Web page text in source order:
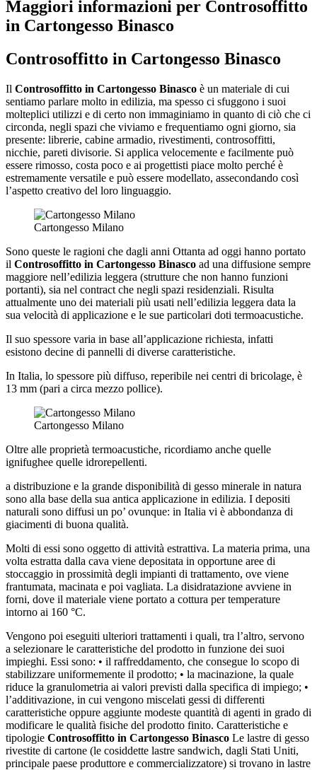
Maggiori informazioni per Controsoffitto
in Cartongesso Binasco
Controsoffitto in Cartongesso Binasco
Il Controsoffitto in Cartongesso Binasco è un materiale di cui
sentiamo parlare molto in edilizia, ma spesso ci sfuggono i suoi
molteplici utilizzi e di certo non immaginiamo in quanto di ciò che ci
circonda, negli spazi che viviamo e frequentiamo ogni giorno, sia
presente: librerie, cabine armadio, rivestimenti, controsoffitti,
nicchie, pareti divisorie. Si applica velocemente e facilmente può
essere rimosso, costa poco e ai progettisti piace molto perché è
estremamente versatile e può essere modellato, assecondando così
l’aspetto creativo del loro linguaggio.
Cartongesso Milano
Sono queste le ragioni che dagli anni Ottanta ad oggi hanno portato
il Controsoffitto in Cartongesso Binasco ad una diffusione sempre
maggiore nell’edilizia leggera (strutture che non hanno funzioni
portanti), sia nel contract che negli spazi residenziali. Risulta
attualmente uno dei materiali più usati nell’edilizia leggera data la
sua velocità di applicazione e le sue particolari doti termoacustiche.
Il suo spessore varia in base all’applicazione richiesta, infatti
esistono decine di pannelli di diverse caratteristiche.
In Italia, lo spessore più diffuso, reperibile nei centri di bricolage, è
13 mm (pari a circa mezzo pollice).
Cartongesso Milano
Oltre alle proprietà termoacustiche, ricordiamo anche quelle
ignifughee quelle idrorepellenti.
a distribuzione e la grande disponibilità di gesso minerale in natura
sono alla base della sua antica applicazione in edilizia. I depositi
naturali sono diffusi un po’ ovunque: in Italia vi è abbondanza di
giacimenti di buona qualità.
Molti di essi sono oggetto di attività estrattiva. La materia prima, una
volta estratta dalla cava viene depositata in opportune aree di
stoccaggio in prossimità degli impianti di trattamento, ove viene
frantumata, macinata e poi vagliata. La disidratazione avviene in
forni, dove il materiale viene portato a cottura per temperature
intorno ai 160 °C.
Vengono poi eseguiti ulteriori trattamenti i quali, tra l’altro, servono
a selezionare le caratteristiche del prodotto in funzione dei suoi
impieghi. Essi sono: • il raffreddamento, che consegue lo scopo di
stabilizzare uniformemente il prodotto; • la macinazione, la quale
riduce la granulometria ai valori previsti dalla specifica di impiego; •
l’additivazione, in cui vengono miscelati gessi di differenti
caratteristiche oppure aggiunte modeste quantità di agenti in grado di
modificare le qualità fisiche del prodotto finito. Caratteristiche e
tipologie Controsoffitto in Cartongesso Binasco Le lastre di gesso
rivestite di cartone (le cosiddette lastre sandwich, dagli Stati Uniti,
principale paese produttore e commercializzatore) si trovano in lastre